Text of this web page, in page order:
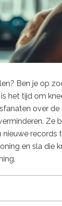
Ben je op
het tijd om
over
Ze
records
en sla die